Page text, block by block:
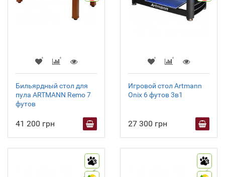
Бильярдный стол для
пула ARTMANN Remo 7
футов
41 200 грн
Игровой стол Artmann
Onix 6 футов 3в1
27 300 грн
3 3